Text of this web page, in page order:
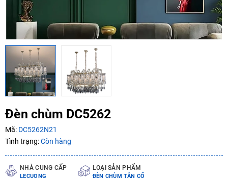
Đèn chùm DC5262
Mã: DC5262N21
Tình trạng:Còn hàng
NHÀ CUNG CẤP
LECUONG
LOẠI SẢN PHẨM
ĐÈN CHÙM TÂN CỔ
Mã giảm giá:
Ngày hết hạn:
Điều kiện:
Copy mã và nhập mã ở trangTHANH TOÁN